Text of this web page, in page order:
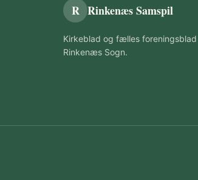
R Rinkenæs Samspil
Kirkeblad og fælles
Rinkenæs Sogn.